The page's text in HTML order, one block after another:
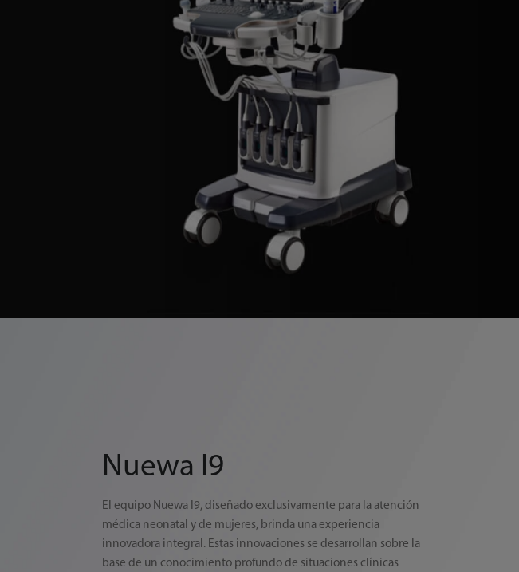
Nuewa I9
El equipo Nuewa I9, diseñado exclusivamente para la atención
médica neonatal y de mujeres, brinda una experiencia
innovadora integral. Estas innovaciones se desarrollan sobre la
base de un conocimiento profundo de situaciones clínicas